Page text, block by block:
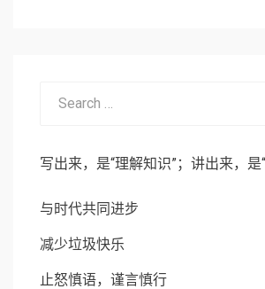
写出来，是“理解知识”；讲出来，是“
与时代共同进步
减少垃圾快乐
止怒慎语，谨言慎行